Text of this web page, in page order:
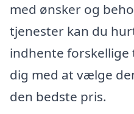
med ønsker og
tjenester kan du
indhente
dig med at vælge
den bedste pris.